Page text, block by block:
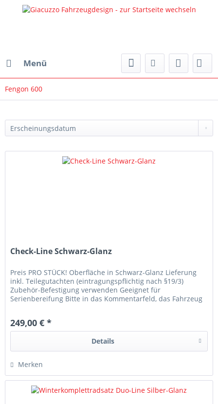
Menü
Fengon 600
Check-Line Schwarz-Glanz
Preis PRO STÜCK! Oberfläche in Schwarz-Glanz Lieferung
inkl. Teilegutachten (eintragungspflichtig nach §19/3)
Zubehör-Befestigung verwenden Geeignet für
Serienbereifung Bitte in das Kommentarfeld, das Fahrzeug
249,00 € *
Details
Merken